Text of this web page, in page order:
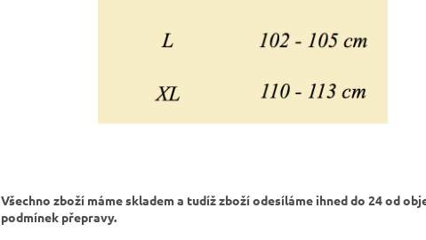
Všechno zboží máme skladem a tudíž zboží odesíláme ihned do 24 od
podmínek přepravy.